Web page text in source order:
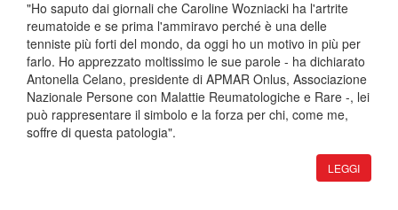
"Ho saputo dai giornali che Caroline Wozniacki ha l'artrite
reumatoide e se prima l'ammiravo perché è una delle
tenniste più forti del mondo, da oggi ho un motivo in più per
farlo. Ho apprezzato moltissimo le sue parole - ha dichiarato
Antonella Celano, presidente di APMAR Onlus, Associazione
Nazionale Persone con Malattie Reumatologiche e Rare -, lei
può rappresentare il simbolo e la forza per chi, come me,
soffre di questa patologia".
LEGGI